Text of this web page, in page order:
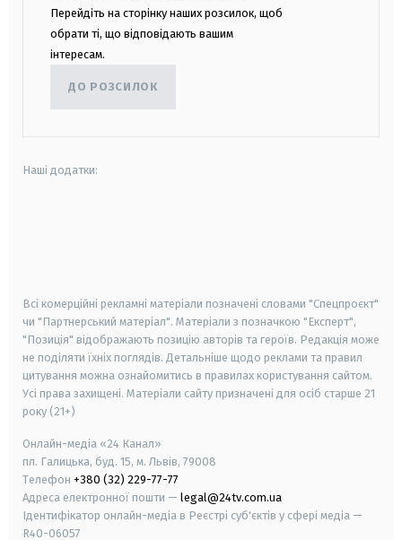
Перейдіть на сторінку наших розсилок, щоб
обрати ті, що відповідають вашим
інтересам.
ДО РОЗСИЛОК
Наші додатки:
Всі комерційні рекламні матеріали позначені словами "Спецпроєкт"
чи "Партнерський матеріал". Матеріали з позначкою "Експерт",
"Позиція" відображають позицію авторів та героїв. Редакція може
не поділяти їхніх поглядів. Детальніше щодо реклами та правил
цитування можна ознайомитись в правилах користування сайтом.
Усі права захищені. Матеріали сайту призначені для осіб старше 21
року (21+)
Онлайн-медіа «24 Канал»
пл. Галицька, буд. 15, м. Львів, 79008
Телефон +380 (32) 229-77-77
Адреса електронної пошти — legal@24tv.com.ua
Ідентифікатор онлайн-медіа в Реєстрі суб'єктів у сфері медіа —
R40-06057